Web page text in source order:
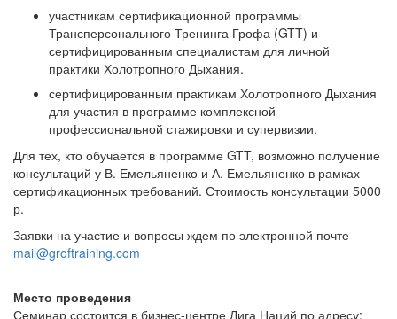
участникам сертификационной программы
Трансперсонального Тренинга Грофа (GTT) и
сертифицированным специалистам для личной
практики Холотропного Дыхания.
сертифицированным практикам Холотропного Дыхания
для участия в программе комплексной
профессиональной стажировки и супервизии.
Для тех, кто обучается в программе GTT, возможно получение
консультаций у В. Емельяненко и А. Емельяненко в рамках
сертификационных требований. Стоимость консультации 5000
р.
Заявки на участие и вопросы ждем по электронной почте
mail@groftraining.com
Место проведения
Семинар состоится в бизнес-центре Лига Наций по адресу: